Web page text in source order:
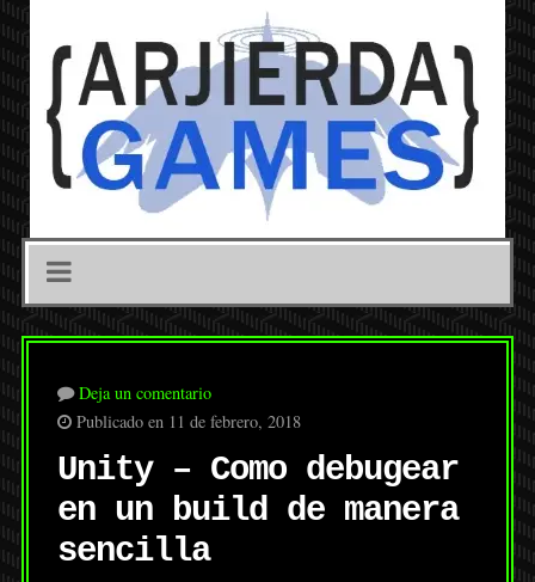
Deja un comentario
Publicado en 11 de febrero, 2018
Unity – Como debugear
en un build de manera
sencilla